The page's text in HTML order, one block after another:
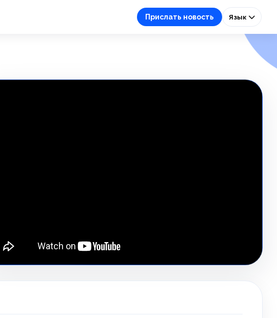
Прислать новость Язык